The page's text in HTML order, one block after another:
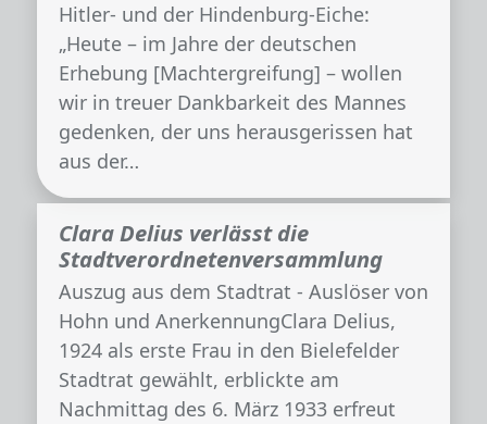
Hitler- und der Hindenburg-Eiche:
„Heute – im Jahre der deutschen
Erhebung [Machtergreifung] – wollen
wir in treuer Dankbarkeit des Mannes
gedenken, der uns herausgerissen hat
aus der…
Clara Delius verlässt die
Stadtverordnetenversammlung
Auszug aus dem Stadtrat - Auslöser von
Hohn und AnerkennungClara Delius,
1924 als erste Frau in den Bielefelder
Stadtrat gewählt, erblickte am
Nachmittag des 6. März 1933 erfreut